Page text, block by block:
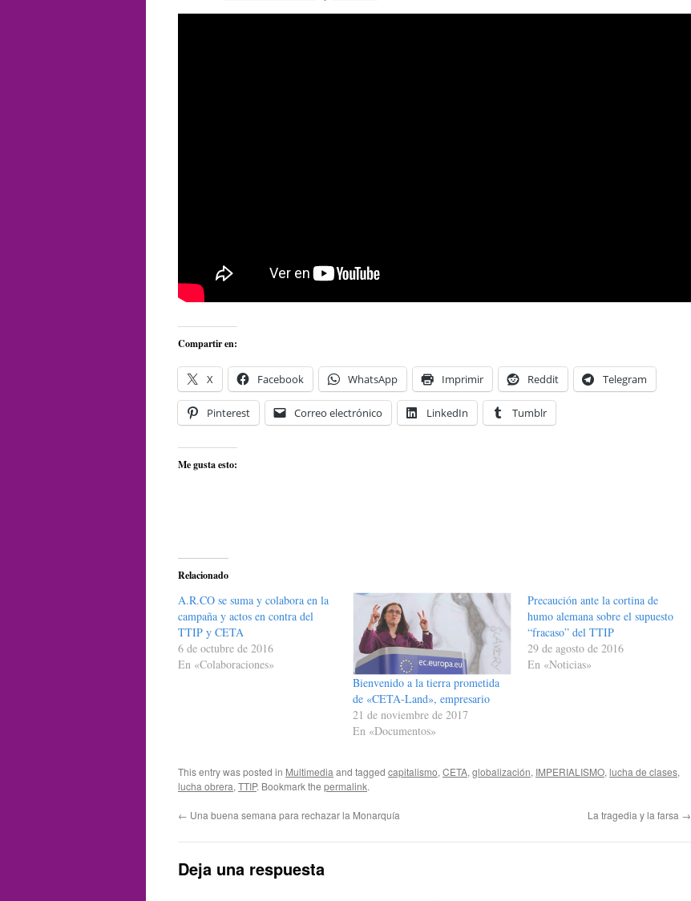
Compartir en:
X Facebook WhatsApp Imprimir Reddit Telegram
Pinterest Correo electrónico LinkedIn Tumblr
Me gusta esto:
Relacionado
A.R.CO se suma y colabora en la
campaña y actos en contra del
TTIP y CETA
6 de octubre de 2016
En «Colaboraciones»
Bienvenido a la tierra prometida
de «CETA-Land», empresario
21 de noviembre de 2017
En «Documentos»
Precaución ante la cortina de
humo alemana sobre el supuesto
“fracaso” del TTIP
29 de agosto de 2016
En «Noticias»
This entry was posted in Multimedia and tagged capitalismo, CETA, globalización, IMPERIALISMO, lucha de clases,
lucha obrera, TTIP. Bookmark the permalink.
← Una buena semana para rechazar la Monarquía La tragedia y la farsa →
Deja una respuesta